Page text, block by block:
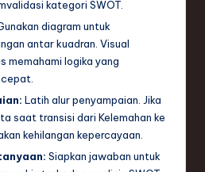
kategori SWOT.
diagram untuk
antar kuadran. Visual
memahami logika yang
Latih alur penyampaian. Jika
saat transisi dari Kelemahan ke
kehilangan kepercayaan.
Siapkan jawaban untuk